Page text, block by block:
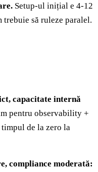
Setup-ul inițial e 4-12
trebuie să ruleze paralel.
capacitate internă
pentru observability +
de la zero la
compliance moderată: